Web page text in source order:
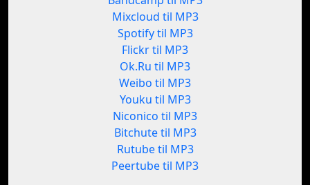
Mixcloud til MP3
Spotify til MP3
Flickr til MP3
Ok.Ru til MP3
Weibo til MP3
Youku til MP3
Niconico til MP3
Bitchute til MP3
Rutube til MP3
Peertube til MP3